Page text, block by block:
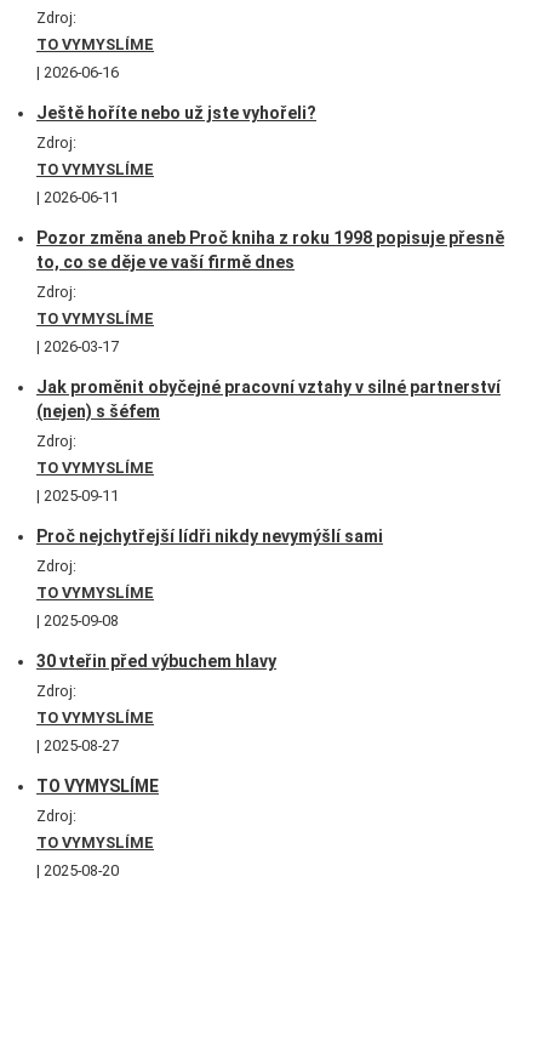
Zdroj:
TO VYMYSLÍME
2026-06-16
Ještě hoříte nebo už jste vyhořeli?
Zdroj:
TO VYMYSLÍME
2026-06-11
Pozor změna aneb Proč kniha z roku 1998 popisuje přesně
to, co se děje ve vaší firmě dnes
Zdroj:
TO VYMYSLÍME
2026-03-17
Jak proměnit obyčejné pracovní vztahy v silné partnerství
(nejen) s šéfem
Zdroj:
TO VYMYSLÍME
2025-09-11
Proč nejchytřejší lídři nikdy nevymýšlí sami
Zdroj:
TO VYMYSLÍME
2025-09-08
30 vteřin před výbuchem hlavy
Zdroj:
TO VYMYSLÍME
2025-08-27
TO VYMYSLÍME
Zdroj:
TO VYMYSLÍME
2025-08-20